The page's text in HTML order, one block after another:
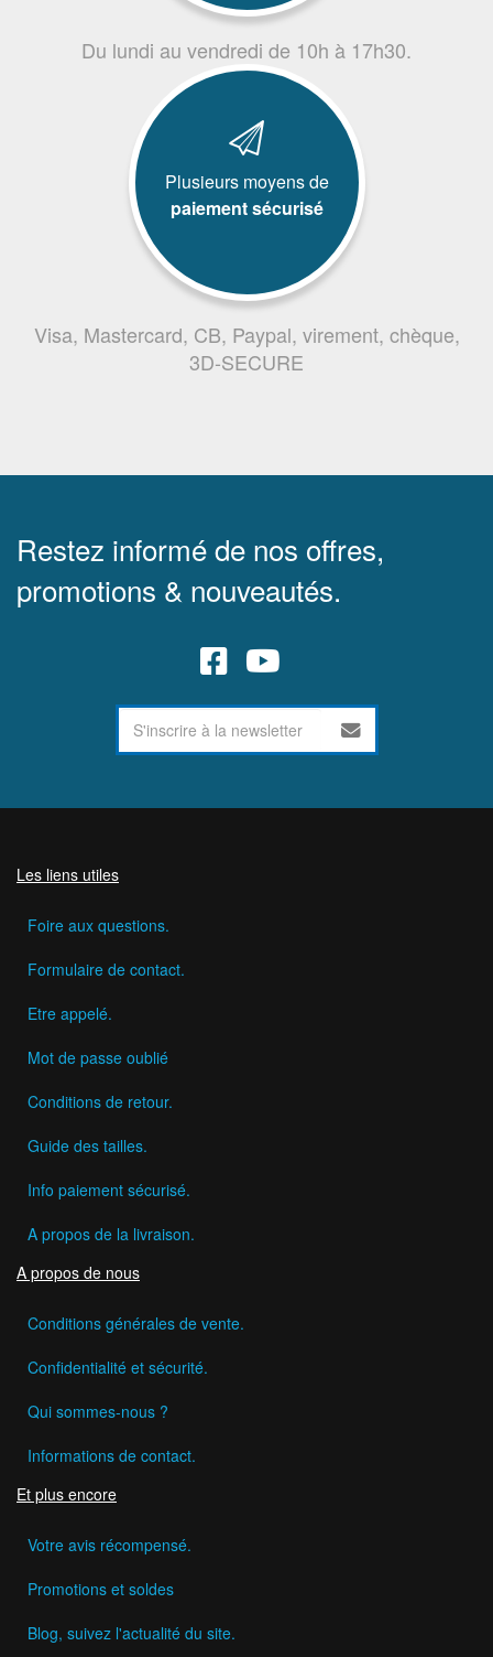
Du lundi au vendredi de 10h à 17h30.
Plusieurs moyens de
paiement sécurisé
Visa, Mastercard, CB, Paypal, virement, chèque,
3D-SECURE
Restez informé de nos offres,
promotions & nouveautés.
Les liens utiles
Foire aux questions.
Formulaire de contact.
Etre appelé.
Mot de passe oublié
Conditions de retour.
Guide des tailles.
Info paiement sécurisé.
A propos de la livraison.
A propos de nous
Conditions générales de vente.
Confidentialité et sécurité.
Qui sommes-nous ?
Informations de contact.
Et plus encore
Votre avis récompensé.
Promotions et soldes
Blog, suivez l'actualité du site.